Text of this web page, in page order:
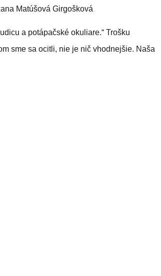
Matúšová Girgošková
a potápačské okuliare.“ Trošku
sme sa ocitli, nie je nič vhodnejšie. Naša